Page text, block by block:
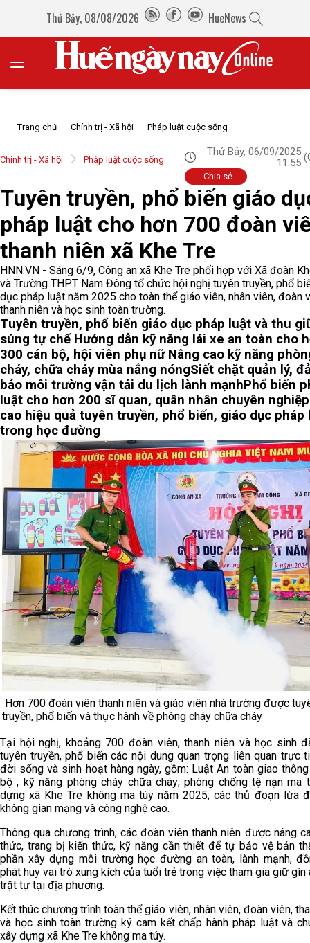
Thứ Bảy, 08/08/2026 HueNews
Trang chủ Chính trị - Xã hội Pháp luật cuộc sống
Chính trị - Xã hội Pháp luật cuộc sống
Thứ Bảy, 06/09/2025
11:55
Chia sẻ
Tuyên truyền, phổ biến giáo
pháp luật cho hơn 700 đoàn
thanh niên xã Khe Tre
HNN.VN - Sáng 6/9, Công an xã Khe Tre phối hợp với Xã đoàn
và Trường THPT Nam Đông tổ chức hội nghị tuyên truyền, phổ
dục pháp luật năm 2025 cho toàn thể giáo viên, nhân viên, đoàn
thanh niên và học sinh toàn trường.
Tuyên truyền, phổ biến giáo dục pháp luật và thu
súng tự chếHướng dẫn kỹ năng lái xe an toàn cho
300 cán bộ, hội viên phụ nữNâng cao kỹ năng
cháy, chữa cháy mùa nắng nóngSiết chặt quản lý,
bảo môi trường vận tải du lịch lành mạnhPhổ biến
luật cho hơn 200 sĩ quan, quân nhân chuyên nghiệp
cao hiệu quả tuyên truyền, phổ biến, giáo dục pháp
trong học đường
Hơn 700 đoàn viên thanh niên và giáo viên nhà trường được
truyền, phổ biến và thực hành về phòng cháy chữa cháy
Tại hội nghị, khoảng 700 đoàn viên, thanh niên và học sinh
tuyên truyền, phổ biến các nội dung quan trọng liên quan trực
đời sống và sinh hoạt hàng ngày, gồm: Luật An toàn giao
bộ ; kỹ năng phòng cháy chữa cháy; phòng chống tệ nạn ma
dựng xã Khe Tre không ma túy năm 2025; các thủ đoạn lừa
không gian mạng và công nghệ cao.
Thông qua chương trình, các đoàn viên thanh niên được nâng
thức, trang bị kiến thức, kỹ năng cần thiết để tự bảo vệ bản
phần xây dựng môi trường học đường an toàn, lành mạnh,
phát huy vai trò xung kích của tuổi trẻ trong việc tham gia giữ gìn
trật tự tại địa phương.
Kết thúc chương trình toàn thể giáo viên, nhân viên, đoàn viên,
và học sinh toàn trường ký cam kết chấp hành pháp luật và
xây dựng xã Khe Tre không ma túy.